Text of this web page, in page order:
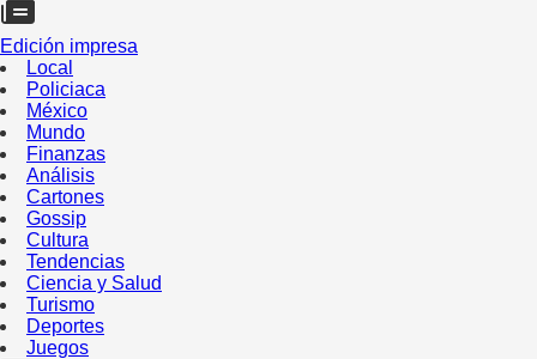
Edición impresa
Local
Policiaca
México
Mundo
Finanzas
Análisis
Cartones
Gossip
Cultura
Tendencias
Ciencia y Salud
Turismo
Deportes
Juegos